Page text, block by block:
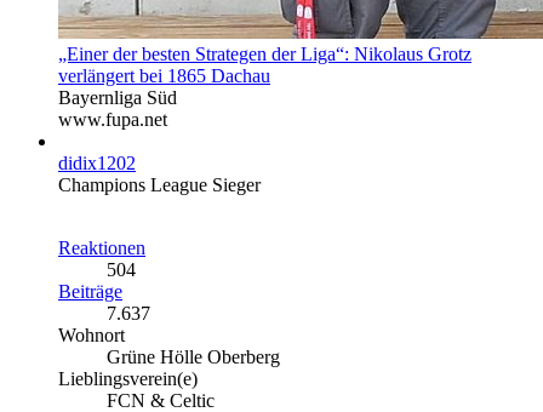
„Einer der besten Strategen der Liga“: Nikolaus Grotz
verlängert bei 1865 Dachau
Bayernliga Süd
www.fupa.net
didix1202
Champions League Sieger
Reaktionen
504
Beiträge
7.637
Wohnort
Grüne Hölle Oberberg
Lieblingsverein(e)
FCN & Celtic